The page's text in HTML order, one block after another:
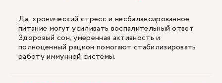
Да, хронический стресс и несбалансированное
питание могут усиливать воспалительный ответ.
Здоровый сон, умеренная активность и
полноценный рацион помогают стабилизировать
работу иммунной системы.